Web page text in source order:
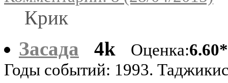
Крик
Засада
4k Оценка:
Годы событий: 1993.